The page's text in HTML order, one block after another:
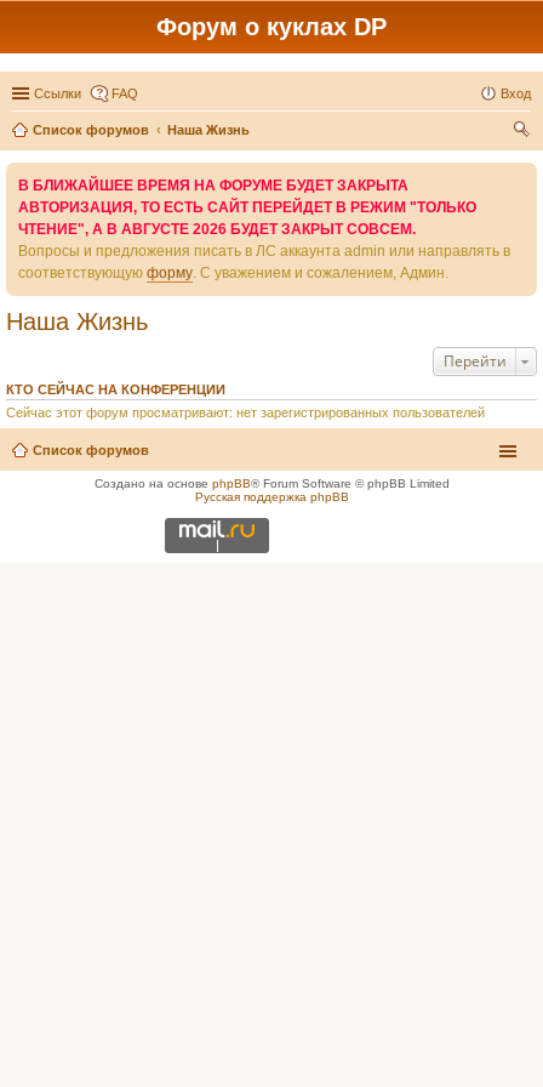
Форум о куклах DP
Ссылки FAQ Вход
Список форумов
Наша Жизнь
В БЛИЖАЙШЕЕ ВРЕМЯ НА ФОРУМЕ БУДЕТ ЗАКРЫТА
АВТОРИЗАЦИЯ, ТО ЕСТЬ САЙТ ПЕРЕЙДЕТ В РЕЖИМ "ТОЛЬКО
ЧТЕНИЕ", А В АВГУСТЕ 2026 БУДЕТ ЗАКРЫТ СОВСЕМ.
Вопросы и предложения писать в ЛС аккаунта admin или направлять в
соответствующую форму. С уважением и сожалением, Админ.
Наша Жизнь
Перейти
КТО СЕЙЧАС НА КОНФЕРЕНЦИИ
Сейчас этот форум просматривают: нет зарегистрированных пользователей
Список форумов
Создано на основе phpBB® Forum Software © phpBB Limited
Русская поддержка phpBB